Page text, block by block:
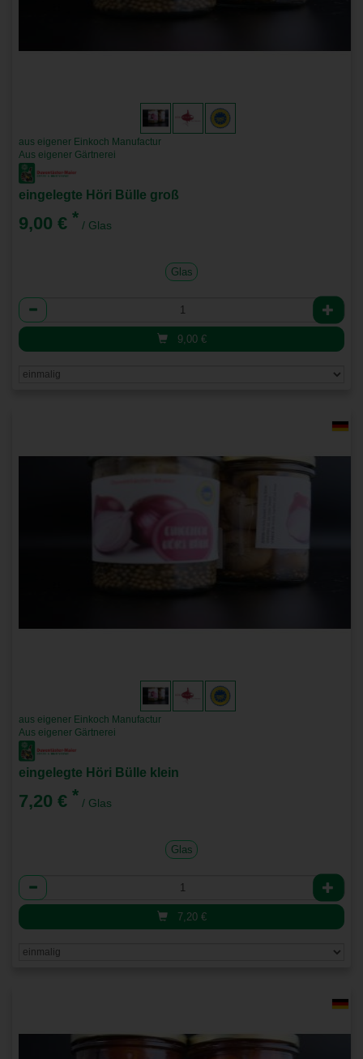
aus eigener Einkoch Manufactur
Aus eigener Gärtnerei
eingelegte Höri Bülle groß
9,00 € * / Glas
Glas
Anzahl
9,00 €
aus eigener Einkoch Manufactur
Aus eigener Gärtnerei
eingelegte Höri Bülle klein
7,20 € * / Glas
Glas
Anzahl
7,20 €